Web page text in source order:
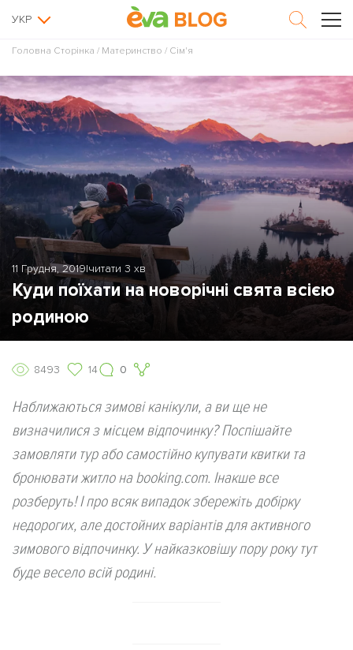
УКР
Головна Сторінка / Материнство / Сім'я
11 Грудня, 2019|читати 3 хв
Куди поїхати на новорічні свята всією
родиною
8493 14 0
Наближаються зимові канікули, а ви ще не
визначилися з місцем відпочинку? Поспішайте
замовляти тур або самостійно купувати квитки та
бронювати житло на booking.com. Інакше все
розберуть! І про всяк випадок збережіть добірку
недорогих, але достойних варіантів для активного
зимового відпочинку. У найказковішу пору року тут
буде весело всій родині.